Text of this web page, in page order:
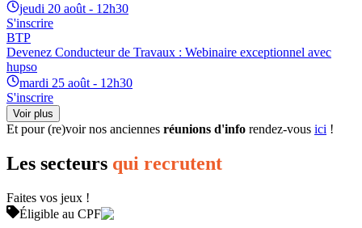
jeudi 20 août - 12h30
S'inscrire
BTP
Devenez Conducteur de Travaux : Webinaire exceptionnel avec
hupso
mardi 25 août - 12h30
S'inscrire
Voir plus
Et pour (re)voir nos anciennes réunions d'info rendez-vous ici !
Les secteurs qui recrutent
Faites vos jeux !
Éligible au CPF